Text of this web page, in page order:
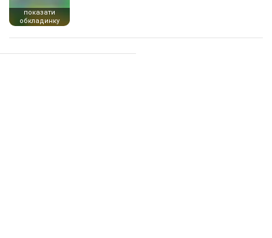
показати
обкладинку